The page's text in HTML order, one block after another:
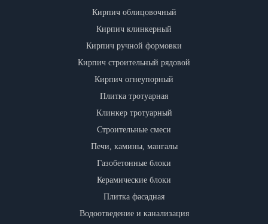
Кирпич облицовочный
Кирпич клинкерный
Кирпич ручной формовки
Кирпич строительный рядовой
Кирпич огнеупорный
Плитка тротуарная
Клинкер тротуарный
Строительные смеси
Печи, камины, мангалы
Газобетонные блоки
Керамические блоки
Плитка фасадная
Водоотведение и канализация